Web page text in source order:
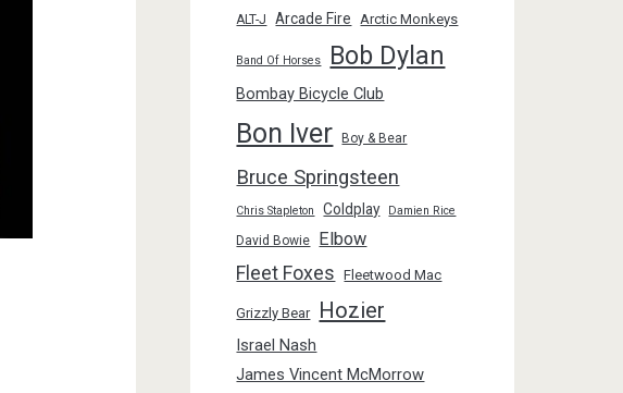
ALT-J Arcade Fire Arctic Monkeys
Band Of Horses Bob Dylan
Bombay Bicycle Club
Bon Iver Boy & Bear
Bruce Springsteen
Chris Stapleton Coldplay Damien Rice
David Bowie Elbow
Fleet Foxes Fleetwood Mac
Grizzly Bear Hozier
Israel Nash
James Vincent McMorrow